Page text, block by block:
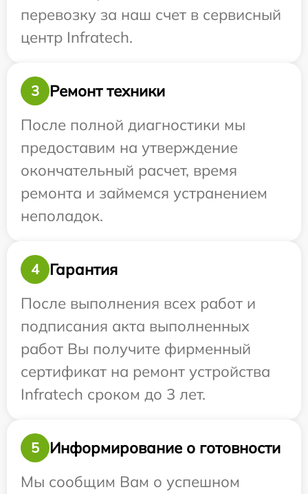
перевозку за наш счет в сервисный
центр Infratech.
3
Ремонт техники
После полной диагностики мы
предоставим на утверждение
окончательный расчет, время
ремонта и займемся устранением
неполадок.
4
Гарантия
После выполнения всех работ и
подписания акта выполненных
работ Вы получите фирменный
сертификат на ремонт устройства
Infratech сроком до 3 лет.
5
Информирование о готовности
Мы сообщим Вам о успешном